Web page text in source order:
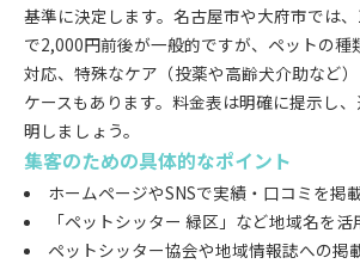
基準に決定します。名古屋市や大府市では
で2,000円前後が一般的ですが、ペットの種
対応、特殊なケア（投薬や高齢犬介助など
ケースもあります。料金表は明確に提示し
明しましょう。
集客のための具体的なポイント
ホームページやSNSで実績・口コミを掲
「ペットシッター 緑区」など地域名を
ペットシッター協会や地域情報誌への掲